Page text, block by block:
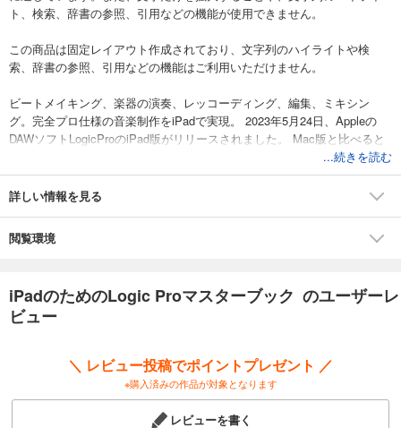
ト、検索、辞書の参照、引用などの機能が使用できません。
この商品は固定レイアウト作成されており、文字列のハイライトや検
索、辞書の参照、引用などの機能はご利用いただけません。
ビートメイキング、楽器の演奏、レッコーディング、編集、ミキシン
グ。完全プロ仕様の音楽制作をiPadで実現。 2023年5月24日、Appleの
DAWソフトLogicProのiPad版がリリースされました。 Mac版と比べると
iPad版の画面は小さいのですが、効率よく編集を行うための機能が搭載
されているので、慣れればそれほどストレスなく作業が行えるでしょ
う。 iPad版のプロジェクトはMac版のそれと互換性があるので、旅先の
い方も可能です。
のが一番の近道です。 本書は、その手助けとなることを目指した解説書
です。
構成について説明します。 Chapter2では、LogicProの基本操作として、
プロジェクトの作成や、トラックやリージョン、プレイサーフェスにつ
いて説明します。 Chapter3ではMIDI、Chapter4ではオーディオの基本的
...続きを読む
詳しい情報を見る
閲覧環境
iPadのためのLogic Proマスターブック のユーザーレ
ビュー
＼ レビュー投稿でポイントプレゼント ／
※購入済みの作品が対象となります
レビューを書く